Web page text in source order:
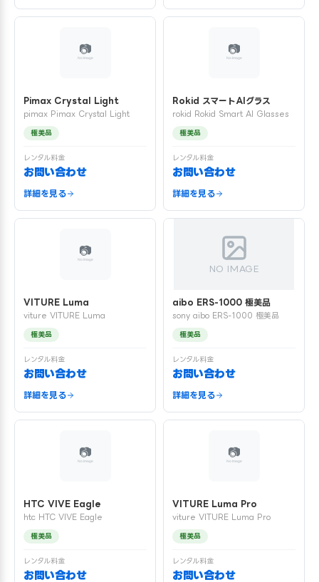
Pimax Crystal Light
pimax Pimax Crystal Light
極美品
レンタル料金
お問い合わせ
詳細を見る
Rokid スマートAIグラス
rokid Rokid Smart AI Glasses
極美品
レンタル料金
お問い合わせ
詳細を見る
VITURE Luma
viture VITURE Luma
極美品
レンタル料金
お問い合わせ
詳細を見る
NO IMAGE
aibo ERS-1000 極美品
sony aibo ERS-1000 極美品
極美品
レンタル料金
お問い合わせ
詳細を見る
HTC VIVE Eagle
htc HTC VIVE Eagle
極美品
レンタル料金
お問い合わせ
VITURE Luma Pro
viture VITURE Luma Pro
極美品
レンタル料金
お問い合わせ